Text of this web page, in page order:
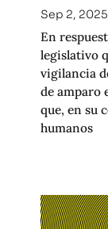
Sep 2, 2025
En
legislativo
vigilancia
de amparo
que, en su
humanos